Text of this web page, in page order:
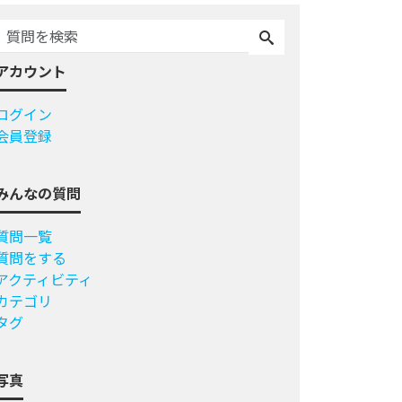
カウント
グイン
員登録
んなの質問
問一覧
問をする
クティビティ
テゴリ
グ
真